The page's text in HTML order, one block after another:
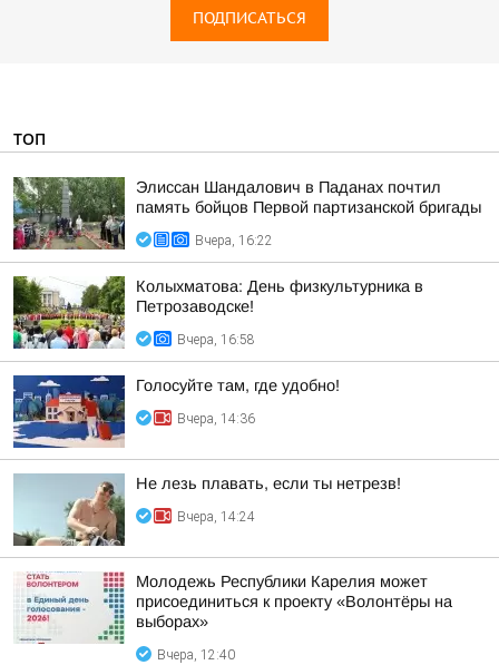
ПОДПИСАТЬСЯ
ТОП
Элиссан Шандалович в Паданах почтил
память бойцов Первой партизанской бригады
Вчера, 16:22
Колыхматова: День физкультурника в
Петрозаводске!
Вчера, 16:58
Голосуйте там, где удобно!
Вчера, 14:36
Не лезь плавать, если ты нетрезв!
Вчера, 14:24
Молодежь Республики Карелия может
присоединиться к проекту «Волонтёры на
выборах»
Вчера, 12:40